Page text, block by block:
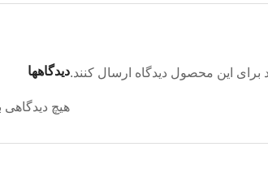
دیدگاهها
هیچ
برای این محصول دیدگاه ارسال کنند.